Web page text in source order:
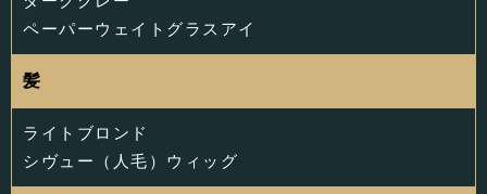
ペーパーウェイトグラスアイ
髪
ライトブロンド
シヴュー（人毛）ウィッグ